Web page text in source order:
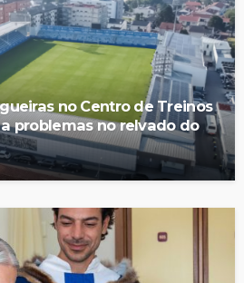
no Centro de Treinos
problemas no relvado do